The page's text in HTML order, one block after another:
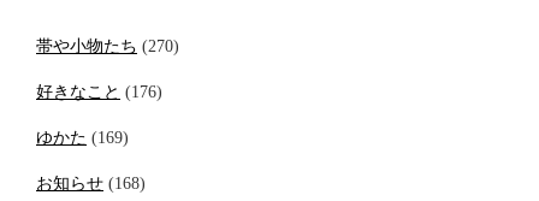
帯や小物たち (270)
好きなこと (176)
ゆかた (169)
お知らせ (168)